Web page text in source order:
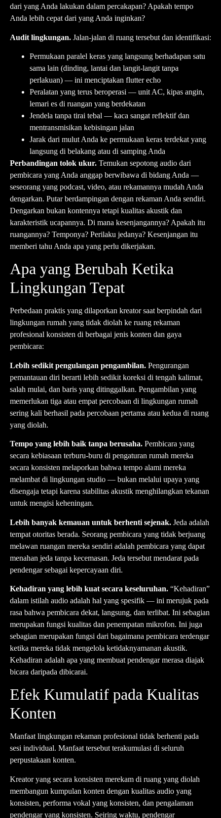
dari yang Anda lakukan dalam percakapan? Apakah tempo
Anda lebih cepat dari yang Anda inginkan?
Audit lingkungan. Jalan-jalan di ruang tersebut dan identifikasi:
Permukaan paralel keras yang langsung berhadapan satu
sama lain (dinding, lantai dan langit-langit tanpa
perlakuan) — ini menciptakan flutter echo
Peralatan yang terus beroperasi — unit AC, kipas angin,
lemari es di ruangan yang berdekatan
Jendela tanpa tirai tebal — kaca sangat reflektif dan
mentransmisikan kebisingan jalan
Jarak dari mulut Anda ke permukaan keras terdekat yang
langsung di belakang atau di samping Anda
Perbandingan tolok ukur. Temukan sepotong audio dari
pembicara yang Anda anggap berwibawa di bidang Anda —
seseorang yang podcast, video, atau rekamannya mudah Anda
dengarkan. Putar berdampingan dengan rekaman Anda sendiri.
Dengarkan bukan kontennya tetapi kualitas akustik dan
karakteristik ucapannya. Di mana kesenjangannya? Apakah itu
ruangannya? Temponya? Perilaku jedanya? Kesenjangan itu
memberi tahu Anda apa yang perlu dikerjakan.
Apa yang Berubah Ketika
Lingkungan Tepat
Perbedaan praktis yang dilaporkan kreator saat berpindah dari
lingkungan rumah yang tidak diolah ke ruang rekaman
profesional konsisten di berbagai jenis konten dan gaya
pembicara:
Lebih sedikit pengulangan pengambilan. Pengurangan
pemantauan diri berarti lebih sedikit koreksi di tengah kalimat,
salah mulai, dan baris yang ditinggalkan. Pengambilan yang
memerlukan tiga atau empat percobaan di lingkungan rumah
sering kali berhasil pada percobaan pertama atau kedua di ruang
yang diolah.
Tempo yang lebih baik tanpa berusaha. Pembicara yang
secara kebiasaan terburu-buru di pengaturan rumah mereka
secara konsisten melaporkan bahwa tempo alami mereka
melambat di lingkungan studio — bukan melalui upaya yang
disengaja tetapi karena stabilitas akustik menghilangkan tekanan
untuk mengisi keheningan.
Lebih banyak kemauan untuk berhenti sejenak. Jeda adalah
tempat otoritas berada. Seorang pembicara yang tidak berjuang
melawan ruangan mereka sendiri adalah pembicara yang dapat
menahan jeda tanpa kecemasan. Jeda tersebut mendarat pada
pendengar sebagai kepercayaan diri.
Kehadiran yang lebih kuat secara keseluruhan. “Kehadiran”
dalam istilah audio adalah hal yang spesifik — ini merujuk pada
rasa bahwa pembicara dekat, langsung, dan terlibat. Ini sebagian
merupakan fungsi kualitas dan penempatan mikrofon. Ini juga
sebagian merupakan fungsi dari bagaimana pembicara terdengar
ketika mereka tidak mengelola ketidaknyamanan akustik.
Kehadiran adalah apa yang membuat pendengar merasa diajak
bicara daripada dibicarai.
Efek Kumulatif pada Kualitas
Konten
Manfaat lingkungan rekaman profesional tidak berhenti pada
sesi individual. Manfaat tersebut terakumulasi di seluruh
perpustakaan konten.
Kreator yang secara konsisten merekam di ruang yang diolah
membangun kumpulan konten dengan kualitas audio yang
konsisten, performa vokal yang konsisten, dan pengalaman
pendengar yang konsisten. Seiring waktu, pendengar